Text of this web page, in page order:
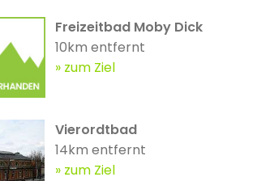
Freizeitbad Moby Dick
10km entfernt
zum Ziel
Vierordtbad
14km entfernt
zum Ziel